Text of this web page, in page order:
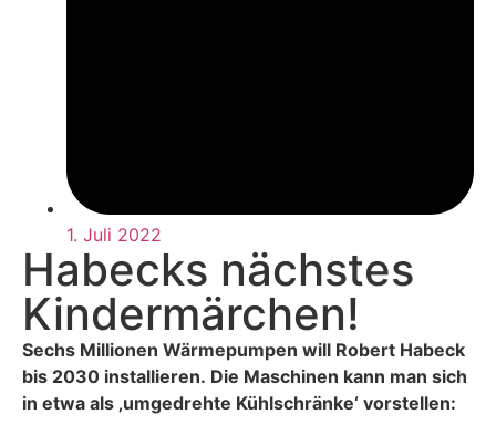
1. Juli 2022
Habecks nächstes
Kindermärchen!
Sechs Millionen Wärmepumpen will Robert Habeck
bis 2030 installieren. Die Maschinen kann man sich
in etwa als ‚umgedrehte Kühlschränke‘ vorstellen: